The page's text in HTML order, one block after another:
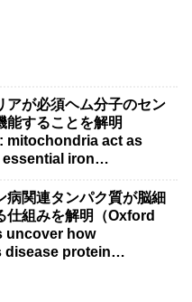
アが必須ヘム分子のセン
能することを解明
mitochondria act as
iron
病関連タンパク質が脳細
仕組みを解明（Oxford
uncover how
disease protein